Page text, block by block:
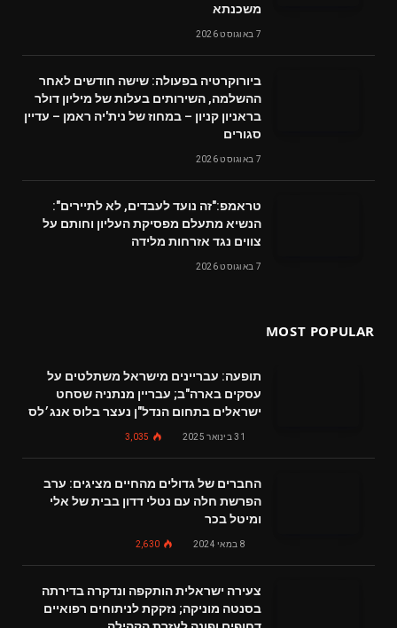
משכנתא
7 באוגוסט 2026
ביורוקרטיה בפעולה: שישה חודשים לאחר
ההשלמה, השירותים בעלות של מיליון דולר
בראניון קניון – במחוז של נית'יה ראמן – עדיין
סגורים
7 באוגוסט 2026
טראמפ:"זה נועד לעבדים, לא לתיירים":
הנשיא מתעלם מפסיקת העליון וחותם על
צווים נגד אזרחות מלידה
7 באוגוסט 2026
MOST POPULAR
תופעה: עבריינים מישראל משתלטים על
עסקים בארה"ב; עבריין מנתניה שסחט
ישראלים בתחום הנדל"ן נעצר בלוס אנג׳לס
31 בינואר 2025 3,035
החברים של גדולים מהחיים מציגים: ערב
הפרשת חלה עם נטלי דדון בבית של אלי
ומיטל בכר
8 במאי 2024 2,630
צעירה ישראלית הותקפה ונדקרה בדירתה
בסנטה מוניקה; נזקקת לניתוחים רפואיים